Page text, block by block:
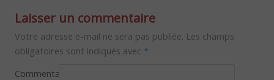
Laisser un commentaire
Votre adresse e-mail ne sera pas publiée. Les champs
obligatoires sont indiqués avec *
Commentaire